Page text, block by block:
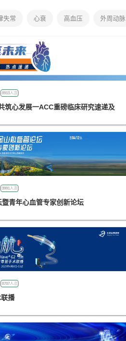
失常 心衰 高血压 外周动脉
8913人次
筑心发展一ACC重磅临床研究速递及
3991人次
青年心血管专家创新论坛
8707人次
播